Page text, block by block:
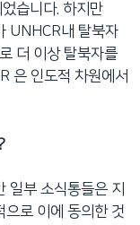
습니다. 하지만
UNHCR내 탈북자
더 이상 탈북자를
은 인도적 차원에서
일부 소식통들은 지
로 이에 동의한 것